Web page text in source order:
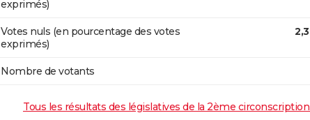
exprimés)
Votes nuls (en pourcentage des votes
exprimés)
Nombre de votants
Tous les résultats des législatives de la 2ème